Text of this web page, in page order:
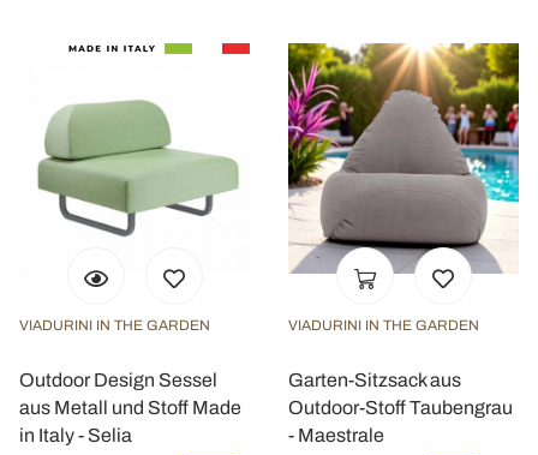
VIADURINI IN THE GARDEN
Outdoor Design Sessel
aus Metall und Stoff Made
in Italy - Selia
VIADURINI IN THE GARDEN
Garten-Sitzsack aus
Outdoor-Stoff Taubengrau
- Maestrale